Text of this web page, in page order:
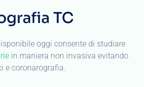
TC
oggi consente di studiare
in maniera non invasiva evitando
e coronarografia.